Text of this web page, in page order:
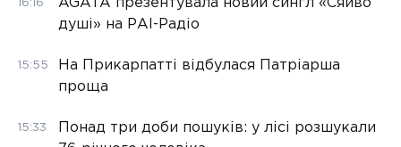
16:16
AGATA презентувала новий сингл «Сяйво
душі» на РАІ-Радіо
15:55
На Прикарпатті відбулася Патріарша
проща
15:33
Понад три доби пошуків: у лісі розшукали